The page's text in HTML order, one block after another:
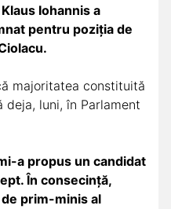
Iohannis a
pentru poziţia de
majoritatea constituită
luni, în Parlament
a propus un candidat
În consecinţă,
prim-minis al